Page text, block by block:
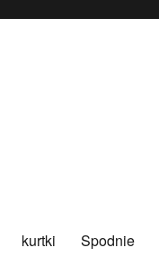
kurtki Spodnie